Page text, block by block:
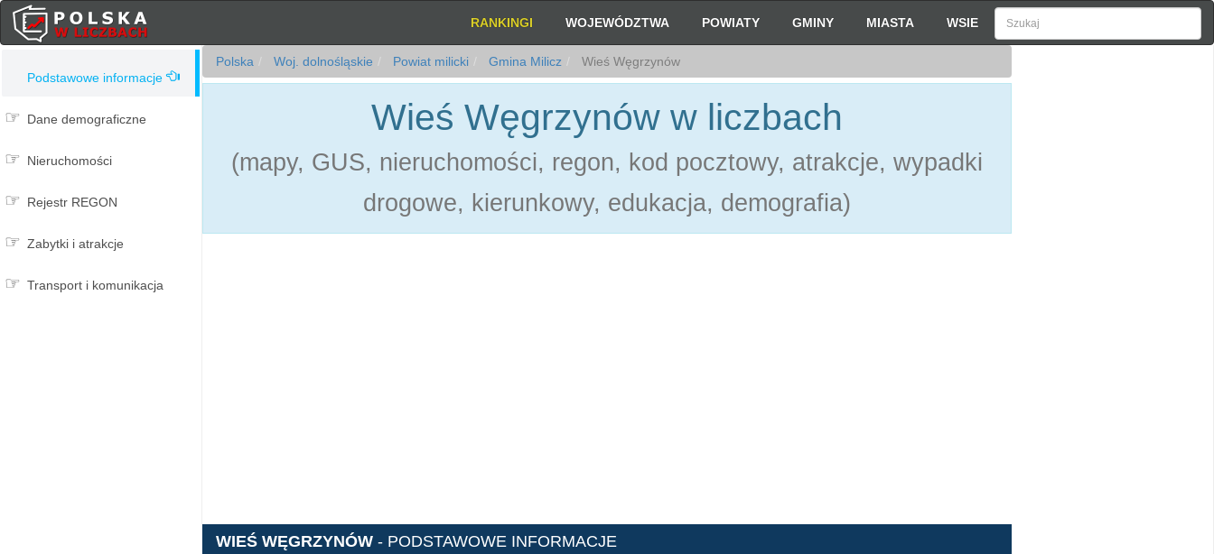
RANKINGI WOJEWÓDZTWA POWIATY GMINY MIASTA WSIE
Podstawowe informacje
Dane demograficzne
Nieruchomości
Rejestr REGON
Zabytki i atrakcje
Transport i komunikacja
Polska Woj. dolnośląskie Powiat milicki Gmina Milicz Wieś Węgrzynów
Wieś Węgrzynów w liczbach
(mapy, GUS, nieruchomości, regon, kod pocztowy, atrakcje, wypadki
drogowe, kierunkowy, edukacja, demografia)
WIEŚ WĘGRZYNÓW - PODSTAWOWE INFORMACJE